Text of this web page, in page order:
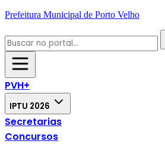
Prefeitura Municipal de Porto Velho
PVH+
IPTU 2026
Secretarias
Concursos